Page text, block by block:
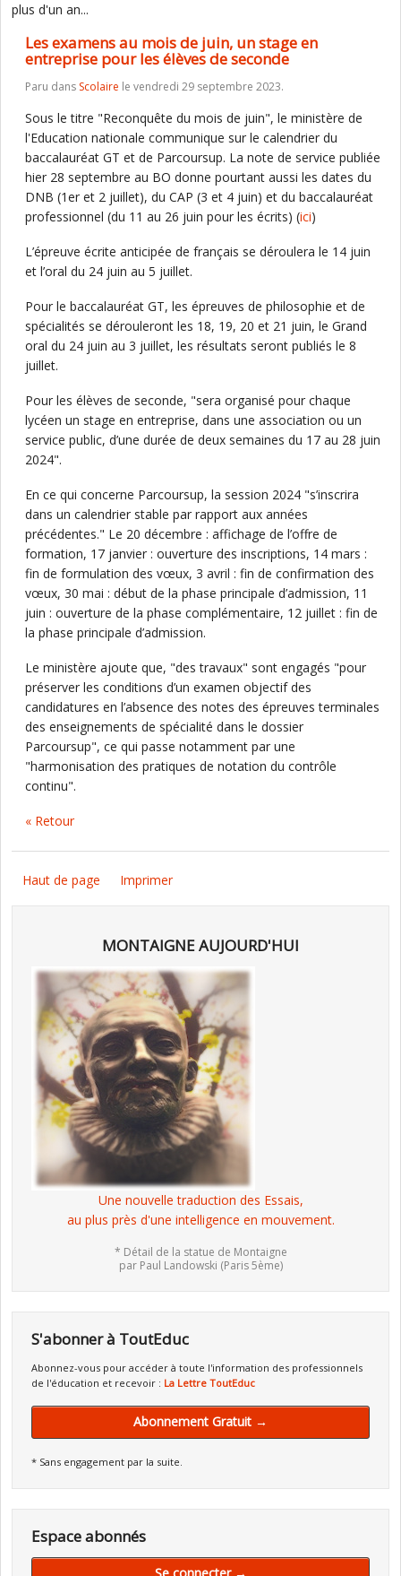
plus d'un an...
Les examens au mois de juin, un stage en
entreprise pour les élèves de seconde
Paru dans Scolaire le vendredi 29 septembre 2023.
Sous le titre "Reconquête du mois de juin", le ministère de
l'Education nationale communique sur le calendrier du
baccalauréat GT et de Parcoursup. La note de service publiée
hier 28 septembre au BO donne pourtant aussi les dates du
DNB (1er et 2 juillet), du CAP (3 et 4 juin) et du baccalauréat
professionnel (du 11 au 26 juin pour les écrits) (ici)
L’épreuve écrite anticipée de français se déroulera le 14 juin
et l’oral du 24 juin au 5 juillet.
Pour le baccalauréat GT, les épreuves de philosophie et de
spécialités se dérouleront les 18, 19, 20 et 21 juin, le Grand
oral du 24 juin au 3 juillet, les résultats seront publiés le 8
juillet.
Pour les élèves de seconde, "sera organisé pour chaque
lycéen un stage en entreprise, dans une association ou un
service public, d’une durée de deux semaines du 17 au 28 juin
2024".
En ce qui concerne Parcoursup, la session 2024 "s’inscrira
dans un calendrier stable par rapport aux années
précédentes." Le 20 décembre : affichage de l’offre de
formation, 17 janvier : ouverture des inscriptions, 14 mars :
fin de formulation des vœux, 3 avril : fin de confirmation des
vœux, 30 mai : début de la phase principale d’admission, 11
juin : ouverture de la phase complémentaire, 12 juillet : fin de
la phase principale d’admission.
Le ministère ajoute que, "des travaux" sont engagés "pour
préserver les conditions d’un examen objectif des
candidatures en l’absence des notes des épreuves terminales
des enseignements de spécialité dans le dossier
Parcoursup", ce qui passe notamment par une
"harmonisation des pratiques de notation du contrôle
continu".
« Retour
Haut de page Imprimer
MONTAIGNE AUJOURD'HUI
Une nouvelle traduction des Essais,
au plus près d'une intelligence en mouvement.
* Détail de la statue de Montaigne
par Paul Landowski (Paris 5ème)
S'abonner à ToutEduc
Abonnez-vous pour accéder à toute l'information des professionnels
de l'éducation et recevoir : La Lettre ToutEduc
Abonnement Gratuit →
* Sans engagement par la suite.
Espace abonnés